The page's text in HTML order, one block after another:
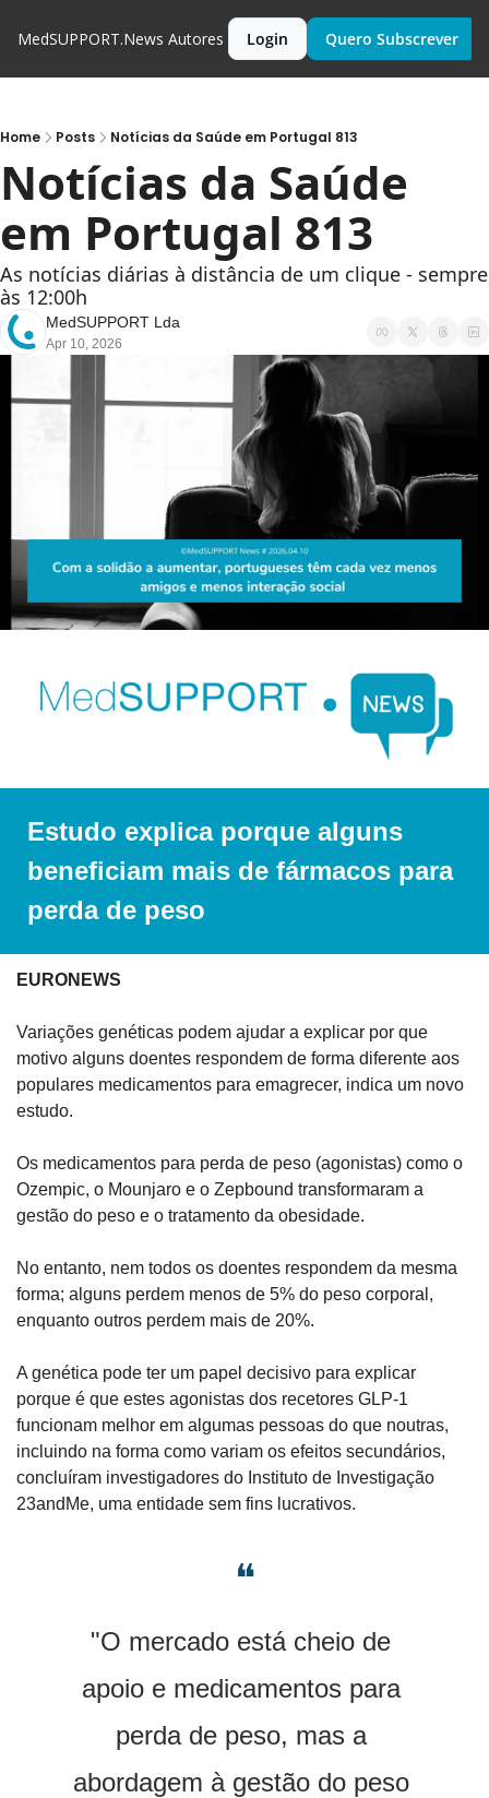
MedSUPPORT.News Autores Login Quero Subscrever
Home Posts Notícias da Saúde em Portugal 813
Notícias da Saúde
em Portugal 813
As notícias diárias à distância de um clique - sempre
às 12:00h
MedSUPPORT Lda
Apr 10, 2026
Estudo explica porque alguns
beneficiam mais de fármacos para
perda de peso
EURONEWS
Variações genéticas podem ajudar a explicar por que
motivo alguns doentes respondem de forma diferente aos
populares medicamentos para emagrecer, indica um novo
estudo.
Os medicamentos para perda de peso (agonistas) como o
Ozempic, o Mounjaro e o Zepbound transformaram a
gestão do peso e o tratamento da obesidade.
No entanto, nem todos os doentes respondem da mesma
forma; alguns perdem menos de 5% do peso corporal,
enquanto outros perdem mais de 20%.
A genética pode ter um papel decisivo para explicar
porque é que estes agonistas dos recetores GLP-1
funcionam melhor em algumas pessoas do que noutras,
incluindo na forma como variam os efeitos secundários,
concluíram investigadores do Instituto de Investigação
23andMe, uma entidade sem fins lucrativos.
❝
"O mercado está cheio de
apoio e medicamentos para
perda de peso, mas a
abordagem à gestão do peso